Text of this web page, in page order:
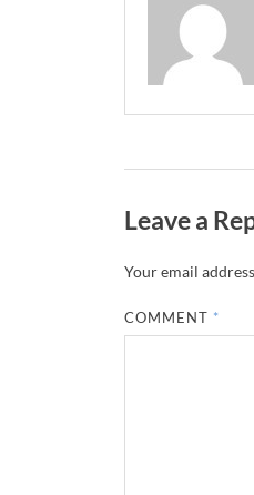
Leave a
Your email
COMMENT *